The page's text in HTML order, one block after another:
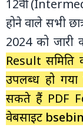
12वीं
होने वाले सभी
2024 को जारी
Result समिति
उपलब्‍ध हो
सकते हैं PDF
वेबसाइट